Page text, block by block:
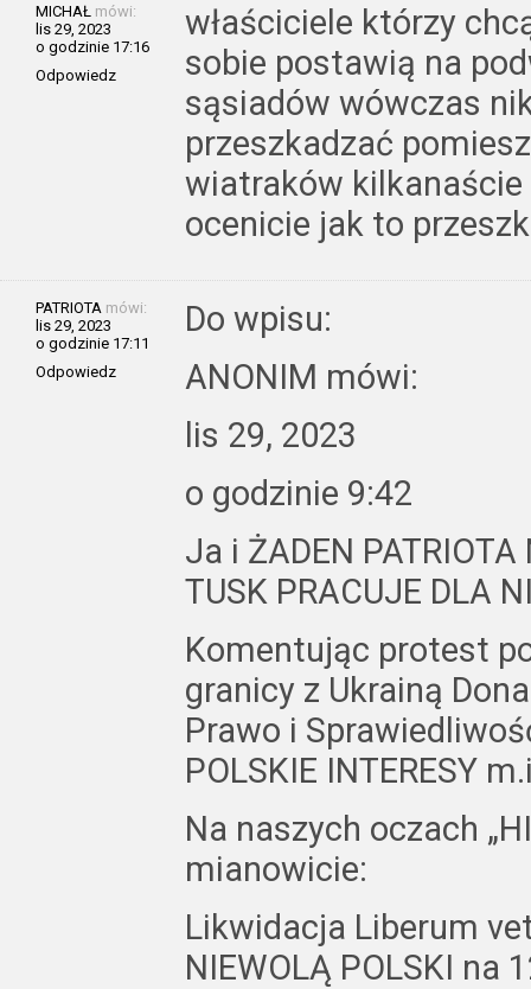
MICHAŁ mówi:
lis 29, 2023
o godzinie 17:16
Odpowiedz
właściciele którzy
sobie postawią na
sąsiadów wówczas
przeszkadzać
wiatraków
ocenicie jak to
PATRIOTA mówi:
lis 29, 2023
o godzinie 17:11
Odpowiedz
Do wpisu:
ANONIM mówi:
lis 29, 2023
o godzinie 9:42
Ja i ŻADEN
TUSK PRACUJE DLA
Komentując protest
granicy z Ukrainą
Prawo i
POLSKIE INTERESY
Na naszych oczach
mianowicie:
Likwidacja Liberum
NIEWOLĄ POLSKI na